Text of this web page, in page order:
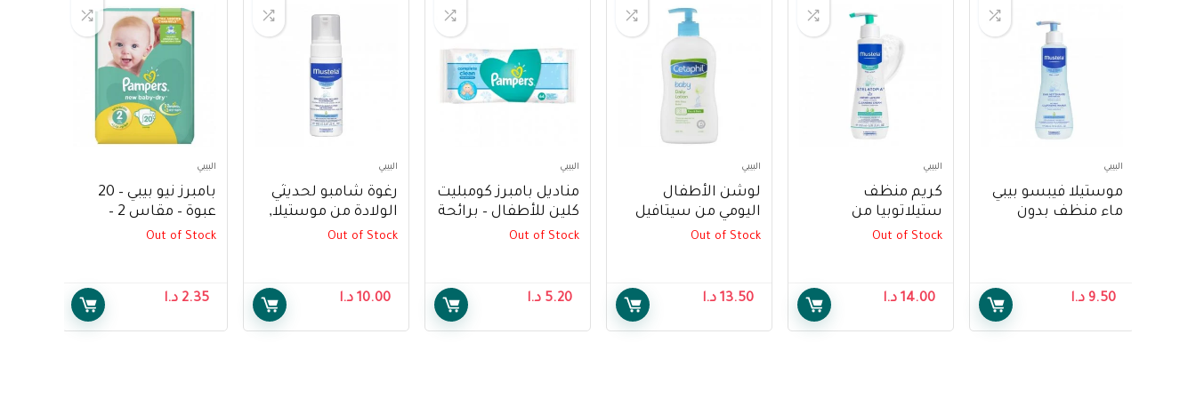
البيبي
موستيلا فيبسو بيبي
ماء منظف بدون
Water 300ml
9.50 د.ا
البيبي
كريم منظف
ستيلاتوبيا من
200ml
Out of Stock
14.00 د.ا
البيبي
لوشن الأطفال
اليومي من سيتافيل
Out of Stock
13.50 د.ا
البيبي
مناديل بامبرز كومبليت
كلين للأطفال – برائحة
Wipes – Baby Fresh
Out of Stock
5.20 د.ا
البيبي
رغوة شامبو لحديثي
الولادة من موستيلا,
150 مل – MustelaOut of Stock
10.00 د.ا
البيبي
بامبرز نيو بيبي – 20
عبوة – مقاس 2 –
Pampers New Baby –
Out of Stock
2.35 د.ا